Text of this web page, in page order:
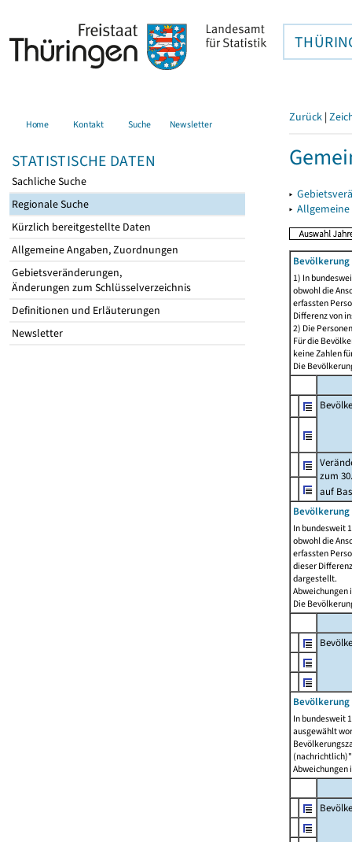
Home Kontakt Suche Newsletter
STATISTISCHE DATEN
Sachliche Suche
Regionale Suche
Kürzlich bereitgestellte Daten
Allgemeine Angaben, Zuordnungen
Gebietsveränderungen,
Änderungen zum Schlüsselverzeichnis
Definitionen und Erläuterungen
Newsletter
Zurück |
▸
▸
1) In
obwohl die
erfassten
Differenz von
2) Die
Für die
keine Zahlen
Die
zum
auf
Bevölkerung
In bundesweit
obwohl die
erfassten
dieser
dargestellt.
Abweichungen
Die
In bundesweit
ausgewählt
Abweichungen